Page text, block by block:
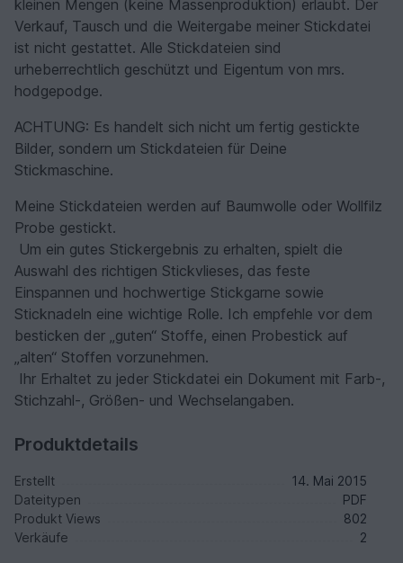
kleinen Mengen (keine Massenproduktion) erlaubt. Der
Verkauf, Tausch und die Weitergabe meiner Stickdatei
ist nicht gestattet. Alle Stickdateien sind
urheberrechtlich geschützt und Eigentum von mrs.
hodgepodge.
ACHTUNG: Es handelt sich nicht um fertig gestickte
Bilder, sondern um Stickdateien für Deine
Stickmaschine.
Meine Stickdateien werden auf Baumwolle oder Wollfilz
Probe gestickt.
Um ein gutes Stickergebnis zu erhalten, spielt die
Auswahl des richtigen Stickvlieses, das feste
Einspannen und hochwertige Stickgarne sowie
Sticknadeln eine wichtige Rolle. Ich empfehle vor dem
besticken der „guten“ Stoffe, einen Probestick auf
„alten“ Stoffen vorzunehmen.
Ihr Erhaltet zu jeder Stickdatei ein Dokument mit Farb-,
Stichzahl-, Größen- und Wechselangaben.
Produktdetails
Erstellt
14. Mai 2015
Dateitypen
PDF
Produkt Views
802
Verkäufe
2